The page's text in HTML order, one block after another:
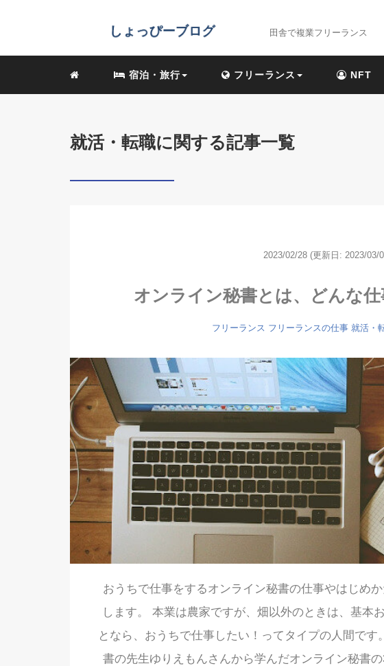
田舎で複業フリーランス
宿泊・旅行 フリーランス NFT
就活・転職に関する記事一覧
2023/02/28 (更新日: 2023/03/
オンライン秘書とは、どんな
フリーランス フリーランスの仕事 就活・
おうちで仕事をするオンライン秘書の仕事やはじめ
します。 本業は農家ですが、畑以外のときは、基本
となら、おうちで仕事したい！ってタイプの人間で
書の先生ゆりえもんさんから学んだオンライン秘書